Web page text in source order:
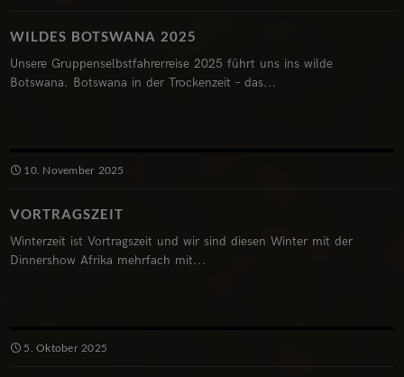
WILDES BOTSWANA 2025
Unsere Gruppenselbstfahrerreise 2025 führt uns ins wilde
Botswana. Botswana in der Trockenzeit – das...
10. November 2025
VORTRAGSZEIT
Winterzeit ist Vortragszeit und wir sind diesen Winter mit der
Dinnershow Afrika mehrfach mit...
5. Oktober 2025